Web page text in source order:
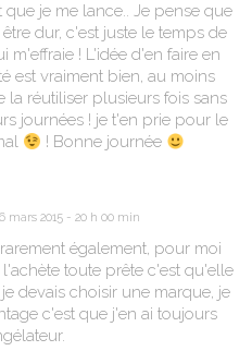
que je me lance.. Je pense que
dur, c'est juste le temps de
m'effraie ! L'idée d'en faire en
est vraiment bien, au moins
la réutiliser plusieurs fois sans
journées ! je t'en prie pour le
! Bonne journée
mars 2015 - 20 h 00 min
également, pour moi
toute prête c'est qu'elle
devais choisir une marque, je
c'est que j'en ai toujours